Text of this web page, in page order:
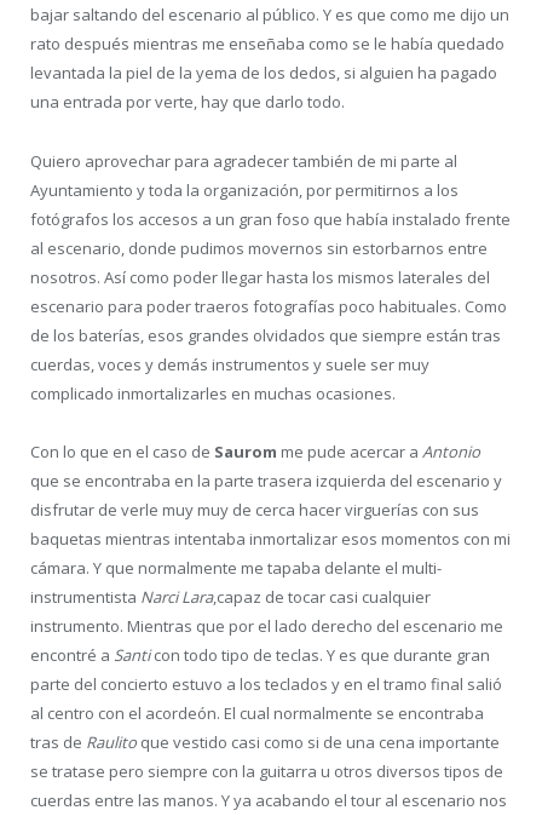
bajar saltando del escenario al público. Y es que como me dijo un
rato después mientras me enseñaba como se le había quedado
levantada la piel de la yema de los dedos, si alguien ha pagado
una entrada por verte, hay que darlo todo.
Quiero aprovechar para agradecer también de mi parte al
Ayuntamiento y toda la organización, por permitirnos a los
fotógrafos los accesos a un gran foso que había instalado frente
al escenario, donde pudimos movernos sin estorbarnos entre
nosotros. Así como poder llegar hasta los mismos laterales del
escenario para poder traeros fotografías poco habituales. Como
de los baterías, esos grandes olvidados que siempre están tras
cuerdas, voces y demás instrumentos y suele ser muy
complicado inmortalizarles en muchas ocasiones.
Con lo que en el caso de Saurom me pude acercar a Antonio
que se encontraba en la parte trasera izquierda del escenario y
disfrutar de verle muy muy de cerca hacer virguerías con sus
baquetas mientras intentaba inmortalizar esos momentos con mi
cámara. Y que normalmente me tapaba delante el multi-
instrumentista Narci Lara,capaz de tocar casi cualquier
instrumento. Mientras que por el lado derecho del escenario me
encontré a Santicon todo tipo de teclas. Y es que durante gran
parte del concierto estuvo a los teclados y en el tramo final salió
al centro con el acordeón. El cual normalmente se encontraba
tras de Raulito que vestido casi como si de una cena importante
se tratase pero siempre con la guitarra u otros diversos tipos de
cuerdas entre las manos. Y ya acabando el tour al escenario nos